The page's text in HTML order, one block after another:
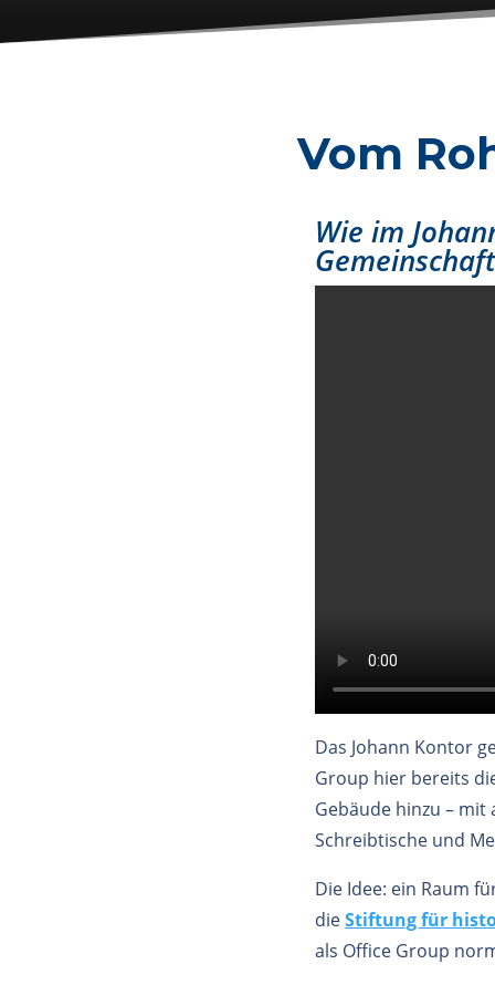
Vom
Wie im
Das Johann Kontor
Group hier bereits
Gebäude hinzu –
Schreibtische und
Die Idee: ein Raum
dieStiftung für
als Office Group